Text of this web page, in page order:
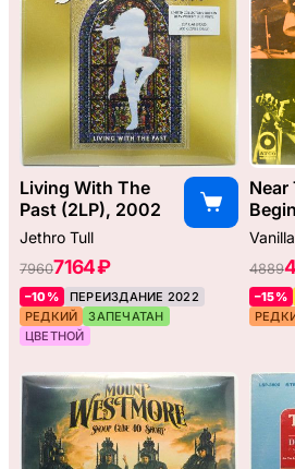
Living With The
Past (2LP), 2002
Jethro Tull
79607164 ₽
–10%
ПЕРЕИЗДАНИЕ 2022
РЕДКИЙ
ЗАПЕЧАТАН
ЦВЕТНОЙ
Near
4889
–15%